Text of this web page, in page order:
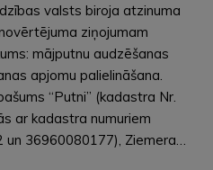
valsts biroja atzinuma
ziņojumam
mājputnu audzēšanas
apjomu palielināšana.
“Putni” (kadastra Nr.
ar kadastra numuriem
36960080177), Ziemera…